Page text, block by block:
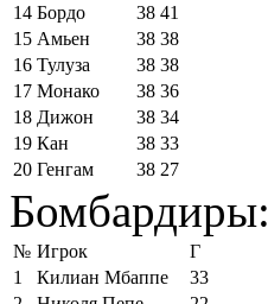
14 Бордо 38 41
15 Амьен 38 38
16 Тулуза 38 38
17 Монако 38 36
18 Дижон 38 34
19 Кан 38 33
20 Генгам 38 27
Бомбардиры:
№ Игрок
Г
1
Килиан Мбаппе
33